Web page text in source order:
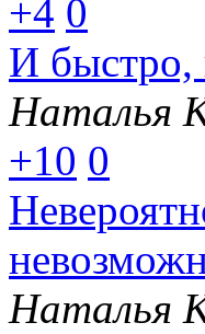
+4 0
И быстро,
Наталья
+10 0
Наталья